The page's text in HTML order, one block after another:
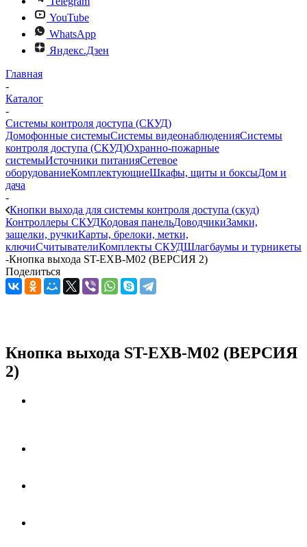
YouTube
WhatsApp
Яндекс.Дзен
Главная
-
Каталог
-
Системы контроля доступа (СКУД)
Домофонные системыСистемы видеонаблюденияСистемы
контроля доступа (СКУД)Охранно-пожарные
системыИсточники питанияСетевое
оборудованиеКомплектующиеШкафы, щиты и боксыДом и
дача
-
Кнопки выхода для системы контроля доступа (скуд)
Контроллеры СКУДКодовая панельДоводчикиЗамки,
защелки, ручкиКарты, брелоки, метки,
ключиСчитывателиКомплекты СКУДШлагбаумы и турникеты
-Кнопка выхода ST-EXB-M02 (ВЕРСИЯ 2)
Поделиться
Кнопка выхода ST-EXB-M02 (ВЕРСИЯ
2)